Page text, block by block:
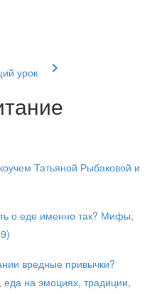
урок
Татьяной Рыбаковой и
о еде именно так? Мифы,
вредные привычки?
на эмоциях, традиции,